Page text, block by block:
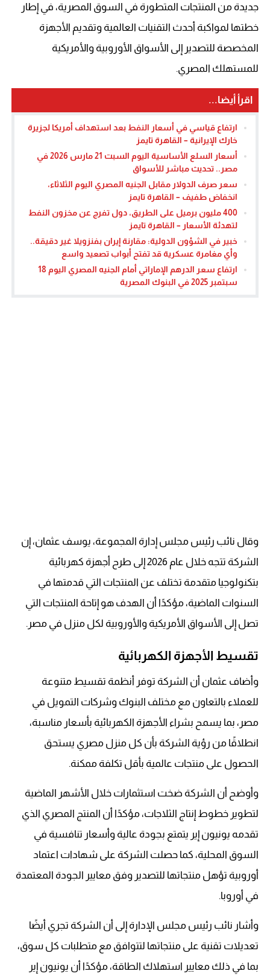
جديدة من المنتجات المتطورة في السوق المصرية، في إطار
خطتها لمواكبة أحدث التقنيات العالمية وتقديم الأجهزة
المخصصة للتصدير إلى الأسواق الأوروبية والأمريكية
للمستهلك المصري.
اقرأ أيضا...
ارتفاع قياسي في أسعار النفط بعد استهداف أمريكا لجزيرة
خارك الإيرانية – القاهرة تايمز
أسعار السلع الأساسية اليوم السبت 21 مارس 2026 في
مصر.. تحديث مباشر للأسواق
سعر صرف الدولار مقابل الجنيه المصري اليوم الثلاثاء،
انخفاض طفيف – القاهرة تايمز
400 مليون برميل على الطريق، دول تفرج عن مخزون النفط
لتهدئة الأسعار – القاهرة تايمز
خبير في الشؤون الدولية: مقارنة إيران بفنزويلا غير دقيقة..
وأي مغامرة عسكرية قد تفتح أبواب تصعيد واسع
ارتفاع سعر الدرهم الإماراتي أمام الجنيه المصري اليوم 18
سبتمبر 2025 في البنوك المصرية
وقال نائب رئيس مجلس إدارة المجموعة، يوسف عثمان، إن
الشركة تتجه خلال عام 2026 إلى طرح أجهزة كهربائية
بتكنولوجيا متقدمة تختلف عن المنتجات التي قدمتها في
السنوات الماضية، مؤكدًا أن الهدف هو إتاحة المنتجات التي
تصل إلى الأسواق الأمريكية والأوروبية لكل منزل في مصر.
تقسيط الأجهزة الكهربائية
وأضاف عثمان أن الشركة توفر أنظمة تقسيط متنوعة
للعملاء بالتعاون مع مختلف البنوك وشركات التمويل في
مصر، بما يسمح بشراء الأجهزة الكهربائية بأسعار مناسبة،
انطلاقًا من رؤية الشركة بأن كل منزل مصري يستحق
الحصول على منتجات عالمية بأقل تكلفة ممكنة.
وأوضح أن الشركة ضخت استثمارات خلال الأشهر الماضية
لتطوير خطوط إنتاج الثلاجات، مؤكدًا أن المنتج المصري الذي
تقدمه يونيون إير يتمتع بجودة عالية وأسعار تنافسية في
السوق المحلية، كما حصلت الشركة على شهادات اعتماد
أوروبية تؤهل منتجاتها للتصدير وفق معايير الجودة المعتمدة
في أوروبا.
وأشار نائب رئيس مجلس الإدارة إلى أن الشركة تجري أيضًا
تعديلات تقنية على منتجاتها لتتوافق مع متطلبات كل سوق،
بما في ذلك معايير استهلاك الطاقة، مؤكدًا أن يونيون إير